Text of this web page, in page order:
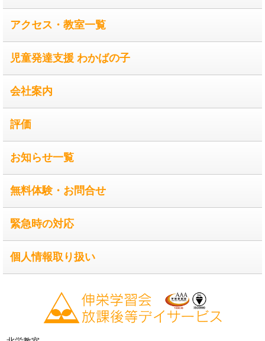
アクセス・教室一覧
児童発達支援 わかばの子
会社案内
評価
お知らせ一覧
無料体験・お問合せ
緊急時の対応
個人情報取り扱い